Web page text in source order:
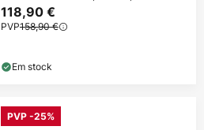
118,90 €
PVP158,90 €
Em stock
PVP -25%